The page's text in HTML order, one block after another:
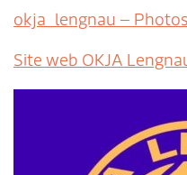
okja_lengnau –
Site web OKJA